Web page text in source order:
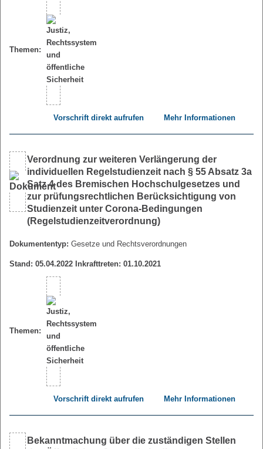
Themen:
Vorschrift direkt aufrufen Mehr Informationen
Verordnung zur weiteren Verlängerung der
individuellen Regelstudienzeit nach § 55 Absatz 3a
Satz 4 des Bremischen Hochschulgesetzes und
zur prüfungsrechtlichen Berücksichtigung von
Studienzeit unter Corona-Bedingungen
(Regelstudienzeitverordnung)
Dokumententyp: Gesetze und Rechtsverordnungen
Stand: 05.04.2022 Inkrafttreten: 01.10.2021
Themen:
Vorschrift direkt aufrufen Mehr Informationen
Bekanntmachung über die zuständigen Stellen